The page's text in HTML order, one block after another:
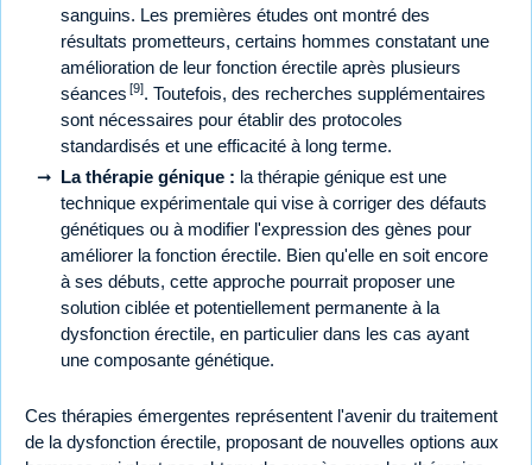
sanguins. Les premières études ont montré des
résultats prometteurs, certains hommes constatant une
amélioration de leur fonction érectile après plusieurs
séances [9]. Toutefois, des recherches supplémentaires
sont nécessaires pour établir des protocoles
standardisés et une efficacité à long terme.
La thérapie génique : la thérapie génique est une
technique expérimentale qui vise à corriger des défauts
génétiques ou à modifier l'expression des gènes pour
améliorer la fonction érectile. Bien qu'elle en soit encore
à ses débuts, cette approche pourrait proposer une
solution ciblée et potentiellement permanente à la
dysfonction érectile, en particulier dans les cas ayant
une composante génétique.
Ces thérapies émergentes représentent l'avenir du traitement
de la dysfonction érectile, proposant de nouvelles options aux